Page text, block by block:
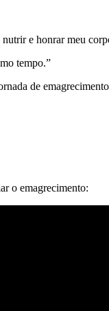
e honrar meu
tempo.”
de
o emagrecimento: